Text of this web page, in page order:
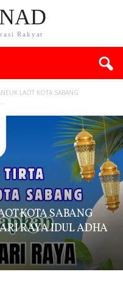
Rakyat
LAOT KOTA SABANG
KOTA SABANG
RAYA IDUL ADHA